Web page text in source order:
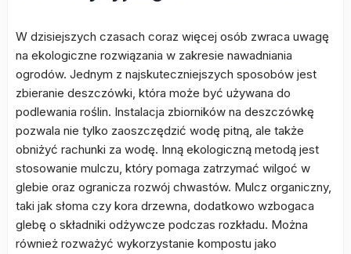
W dzisiejszych czasach coraz więcej osób zwraca uwagę
na ekologiczne rozwiązania w zakresie nawadniania
ogrodów. Jednym z najskuteczniejszych sposobów jest
zbieranie deszczówki, która może być używana do
podlewania roślin. Instalacja zbiorników na deszczówkę
pozwala nie tylko zaoszczędzić wodę pitną, ale także
obniżyć rachunki za wodę. Inną ekologiczną metodą jest
stosowanie mulczu, który pomaga zatrzymać wilgoć w
glebie oraz ogranicza rozwój chwastów. Mulcz organiczny,
taki jak słoma czy kora drzewna, dodatkowo wzbogaca
glebę o składniki odżywcze podczas rozkładu. Można
również rozważyć wykorzystanie kompostu jako